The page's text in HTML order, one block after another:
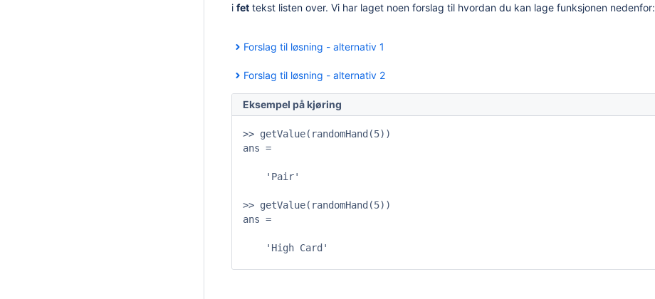
i fet tekst listen over. Vi har laget noen forslag til hvordan du kan lage funksjonen nedenfor:
Forslag til løsning - alternativ 1
Forslag til løsning - alternativ 2
Eksempel på kjøring
>> getValue(randomHand(5))
ans =
    'Pair'
>> getValue(randomHand(5))
ans =
    'High Card'